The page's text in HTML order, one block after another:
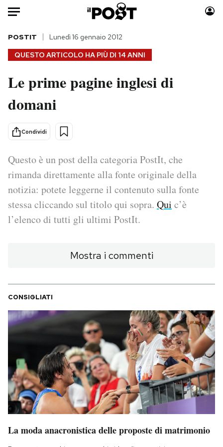
Auto
HOME
Italia
Politica
Tecnologia
Internet
Scienza
Cultura
Moda
Media
Europa
I MIEI PREFERITI
SHOP
CALENDARIO
AREA PERSONALE
Area Personale
QUESTO ARTICOLO HA PIÙ DI 14 ANNI
POSTIT Lunedì 16 gennaio 2012
Le prime pagine inglesi di
domani
Condividi
Questo è un post della categoria PostIt, che
rimanda direttamente alla fonte originale della
notizia: potete leggerne il contenuto sulla fonte
stessa cliccando sul titolo qui sopra. Qui c’è
l’elenco di tutti gli ultimi PostIt.
Mostra i commenti
CONSIGLIATI
La moda anacronistica delle proposte di matrimonio